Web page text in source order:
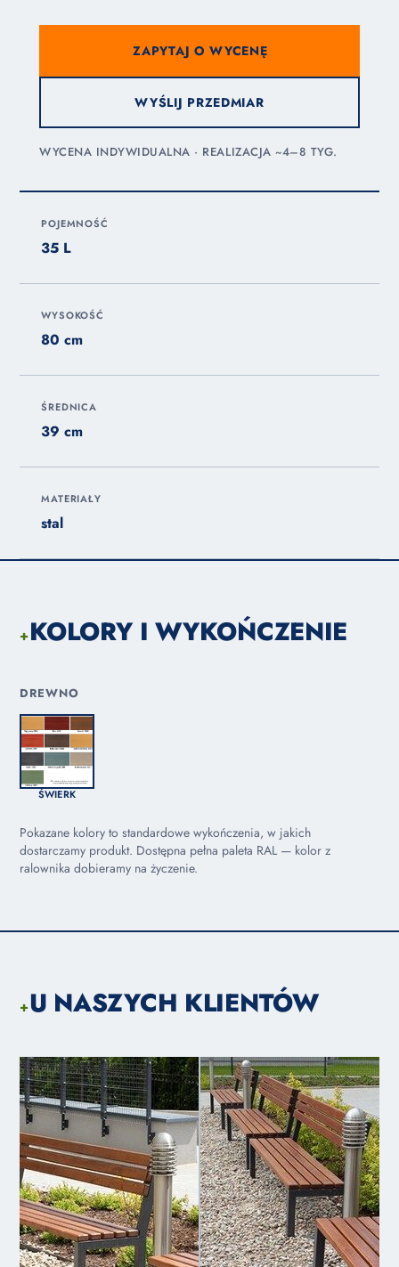
ZAPYTAJ O WYCENĘ
WYŚLIJ PRZEDMIAR
WYCENA INDYWIDUALNA · REALIZACJA ~4–8 TYG.
POJEMNOŚĆ
35 L
WYSOKOŚĆ
80 cm
ŚREDNICA
39 cm
MATERIAŁY
stal
+KOLORY I WYKOŃCZENIE
DREWNO
ŚWIERK
Pokazane kolory to standardowe wykończenia, w jakich
dostarczamy produkt. Dostępna pełna paleta RAL — kolor z
ralownika dobieramy na życzenie.
+U NASZYCH KLIENTÓW